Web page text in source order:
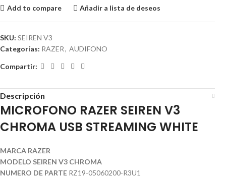
Add to compare Añadir a lista de deseos
SKU: SEIREN V3
Categorías: RAZER, AUDIFONO
Compartir:
Descripción
MICROFONO RAZER SEIREN V3
CHROMA USB STREAMING WHITE
MARCA RAZER
MODELO SEIREN V3 CHROMA
NUMERO DE PARTE RZ19-05060200-R3U1